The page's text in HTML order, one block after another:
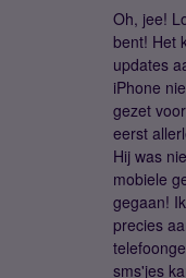
Oh, jee!
bent! Het
updates
iPhone
gezet
eerst
Hij was
mobiele
gegaan!
precies
sms'jes